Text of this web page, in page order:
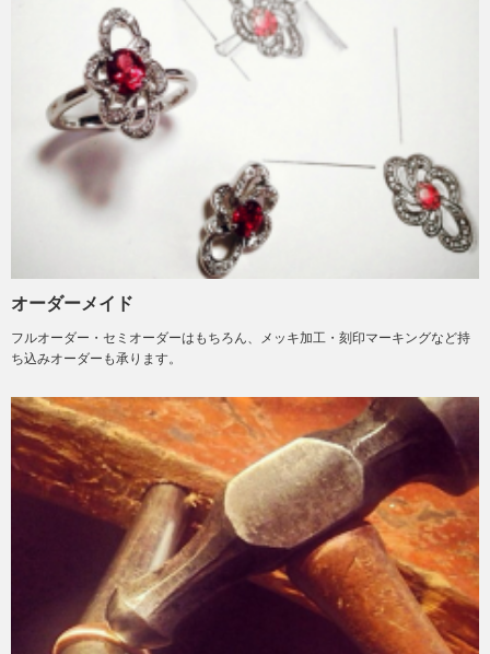
オーダーメイド
フルオーダー・セミオーダーはもちろん、メッキ加工・刻印マーキングなど持
ち込みオーダーも承ります。